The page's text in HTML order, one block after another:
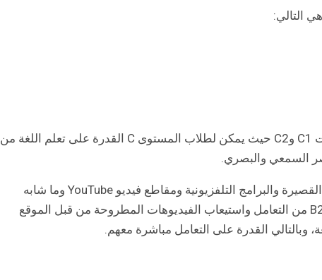
فهو لا يحتوي VideoEle على مقاطع فيديو للمستويات C1 وC2 حيث يمكن لطلاب المستوى C القدرة على تعلم اللغة من
السمعي والبصري.
وهي تتمثل في الإعلانات والأفلام أو الأفلام الوثائقية القصيرة والبرامج التلفزيونية ومقاطع فيديو YouTube وما شابه
ذلك، بينما يمكن للطلاب الذين وصلوا إلى المستوى B2 من التعامل واستيعاب الفيديوهات المطروحة من قبل الموقع
وبالتالي القدرة على التعامل مباشرة معهم.